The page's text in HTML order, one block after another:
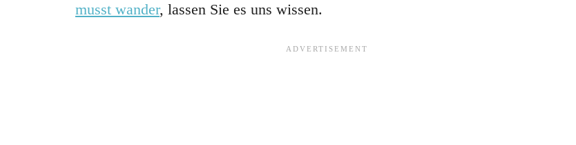
musst wander, lassen Sie es uns wissen.